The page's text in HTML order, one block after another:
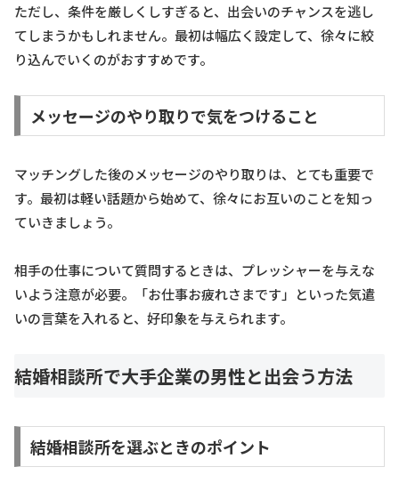
ただし、条件を厳しくしすぎると、出会いのチャンスを逃し
てしまうかもしれません。最初は幅広く設定して、徐々に絞
り込んでいくのがおすすめです。
メッセージのやり取りで気をつけること
マッチングした後のメッセージのやり取りは、とても重要で
す。最初は軽い話題から始めて、徐々にお互いのことを知っ
ていきましょう。
相手の仕事について質問するときは、プレッシャーを与えな
いよう注意が必要。「お仕事お疲れさまです」といった気遣
いの言葉を入れると、好印象を与えられます。
結婚相談所で大手企業の男性と出会う方法
結婚相談所を選ぶときのポイント